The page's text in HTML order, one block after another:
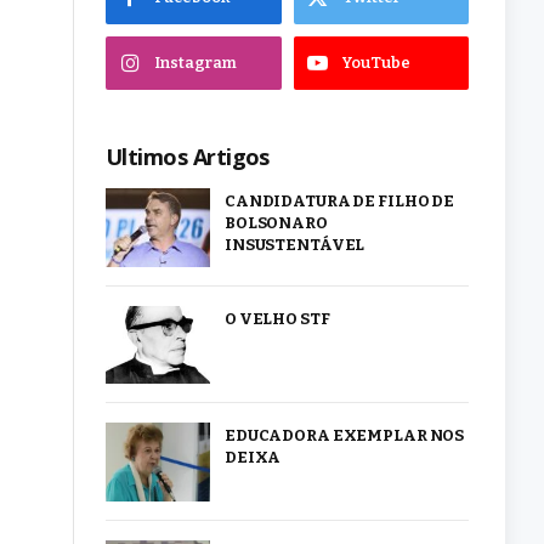
Instagram YouTube
Ultimos Artigos
CANDIDATURA DE FILHO DE
BOLSONARO
INSUSTENTÁVEL
O VELHO STF
EDUCADORA EXEMPLAR NOS
DEIXA